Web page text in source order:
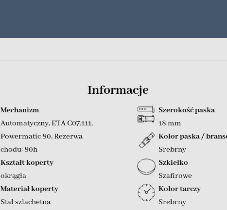
Informacje
Mechanizm
Automatyczny,ETA C07.111,
Powermatic 80,Rezerwa
chodu: 80h
Kształt koperty
okrągła
Materiał koperty
Stal szlachetna
Szerokość paska
18 mm
Kolor paska /
Srebrny
Szkiełko
Szafirowe
Kolor tarczy
Srebrny